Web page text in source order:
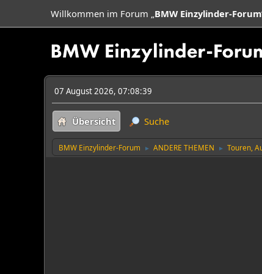
Willkommen im Forum „BMW Einzylinder-Forum
07 August 2026, 07:08:39
Übersicht Suche
BMW Einzylinder-Forum ► ANDERE THEMEN ► Touren,